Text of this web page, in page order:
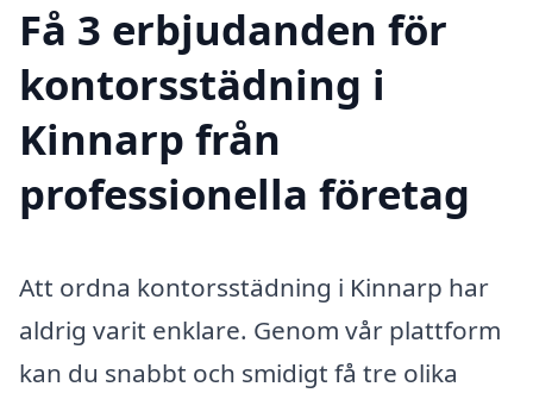
Få 3 erbjudanden för
kontorsstädning i
Kinnarp från
professionella företag
Att ordna kontorsstädning i Kinnarp har
aldrig varit enklare. Genom vår plattform
kan du snabbt och smidigt få tre olika